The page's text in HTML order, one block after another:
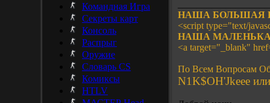
Командная Игра
Секреты карт
Консоль
Распрыг
Оружие
Словарь CS
Комиксы
HTLV
НАША БОЛЬШАЯ
<script type="text/
НАША
<a target="_blank"
По Всем Вопросам
N1K$OH'Jkeee